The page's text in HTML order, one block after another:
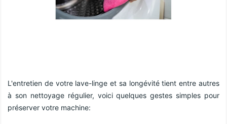
L'entretien de votre lave-linge et sa longévité tient entre autres
à son nettoyage régulier, voici quelques gestes simples pour
préserver votre machine: